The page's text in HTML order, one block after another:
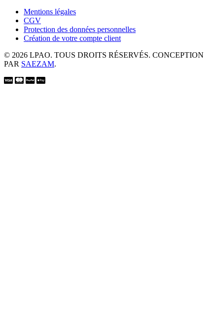
Mentions légales
CGV
Protection des données personnelles
Création de votre compte client
© 2026 LPAO. TOUS DROITS RÉSERVÉS. CONCEPTION
PAR SAEZAM.